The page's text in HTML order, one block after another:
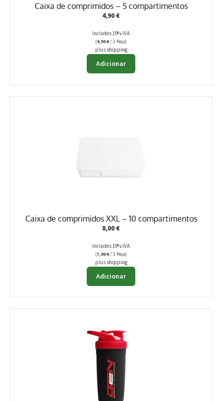
Caixa de comprimidos – 5 compartimentos
4,90€
Includes 19% IVA
(4,90€/ 1 Peça)
plus shipping
Adicionar
Caixa de comprimidos XXL – 10 compartimentos
8,00€
Includes 19% IVA
(7,90€/ 1 Peça)
plus shipping
Adicionar